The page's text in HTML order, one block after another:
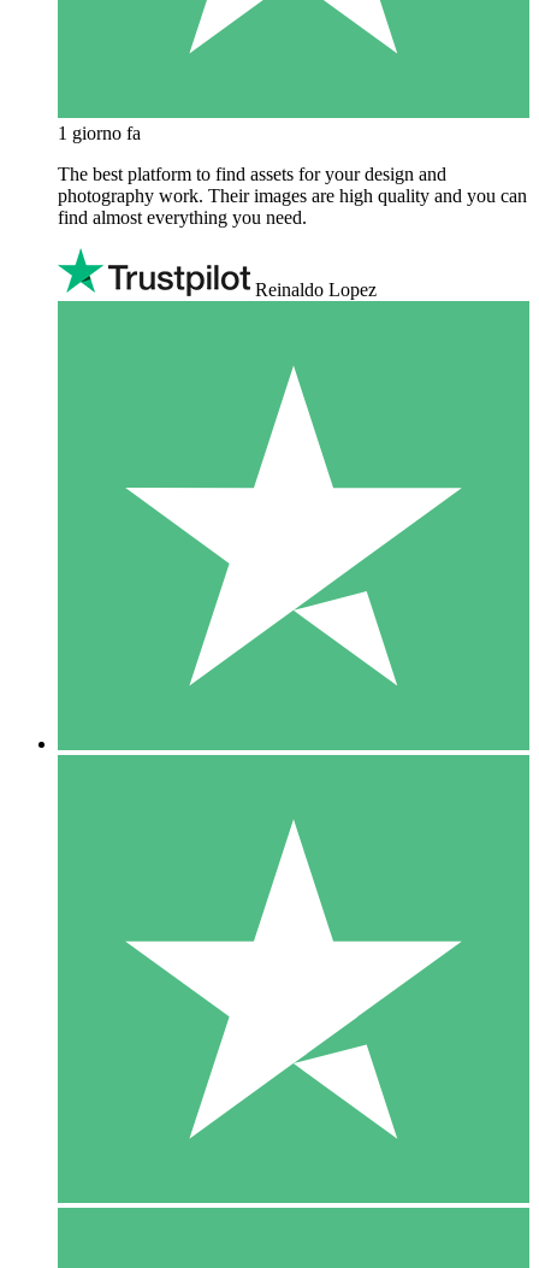
1 giorno fa
The best platform to find assets for your design and
photography work. Their images are high quality and you can
find almost everything you need.
Reinaldo Lopez